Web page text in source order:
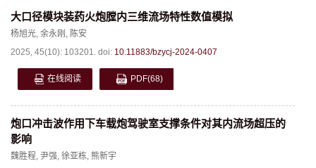
大口径模块装药火炮膛内三维流场特性数值模拟
杨旭光, 余永刚 , 陈安
2025, 45(10): 103201. doi: 10.11883/bzycj-2024-0407
在线阅读 PDF(68)
炮口冲击波作用下车载炮驾驶室支撑条件对其内流场超压的
影响
魏胜程, 尹强, 徐亚栋, 熊新宇